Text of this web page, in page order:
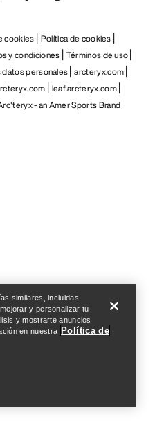
cookies Política de cookies
y condiciones Términos de uso
datos personales arcteryx.com
leaf.arcteryx.com
- an Amer Sports Brand
similares, incluidas
y personalizar tu
y mostrarte anuncios
en nuestra Política de